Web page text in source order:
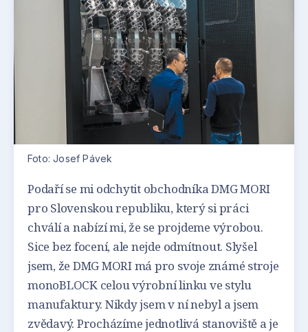
Foto: Josef Pávek
Podaří se mi odchytit obchodníka DMG MORI
pro Slovenskou republiku, který si práci
chválí a nabízí mi, že se projdeme výrobou.
Sice bez focení, ale nejde odmítnout. Slyšel
jsem, že DMG MORI má pro svoje známé stroje
monoBLOCK celou výrobní linku ve stylu
manufaktury. Nikdy jsem v ní nebyl a jsem
zvědavý. Procházíme jednotlivá stanoviště a je